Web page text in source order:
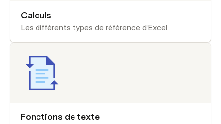
Calculs
Les différents types de référence d'Excel
Fonctions de texte